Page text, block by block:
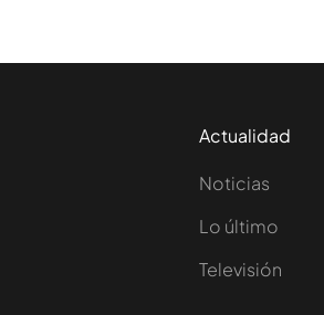
Actualidad
Noticias
Lo último
Televisión